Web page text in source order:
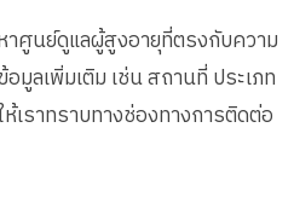
ศูนย์ดูแลผู้สูงอายุที่ตรงกับความ
ลเพิ่มเติม เช่น สถานที่ ประเภท
เราทราบทางช่องทางการติดต่อ